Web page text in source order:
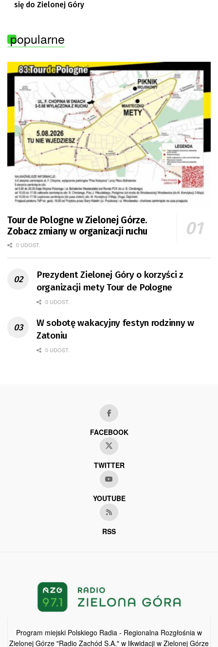
się do Zielonej Góry
popularne
Tour de Pologne w Zielonej Górze.
Zobacz zmiany w organizacji ruchu
0 UDOST.
Prezydent Zielonej Góry o korzyści z
organizacji mety Tour de Pologne
0 UDOST.
W sobotę wakacyjny festyn rodzinny w
Zatoniu
0 UDOST.
FACEBOOK
TWITTER
YOUTUBE
RSS
Program miejski Polskiego Radia - Regionalna Rozgłośnia w
Zielonej Górze "Radio Zachód S.A." w likwidacji w Zielonej Górze